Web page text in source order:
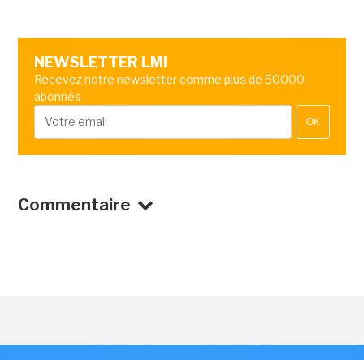
NEWSLETTER LMI
Recevez notre newsletter comme plus de 50000
abonnés
OK
Commentaire